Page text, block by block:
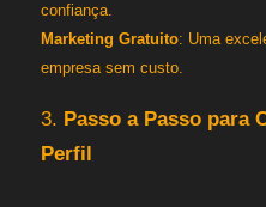
confiança.
Marketing Gratuito: Uma
empresa sem custo.
3. Passo a Passo para
Perfil